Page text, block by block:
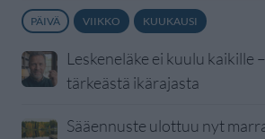
PÄIVÄ VIIKKO KUUKAUSI
Leskeneläke ei kuulu kaikille
tärkeästä ikärajasta
Sääennuste ulottuu nyt